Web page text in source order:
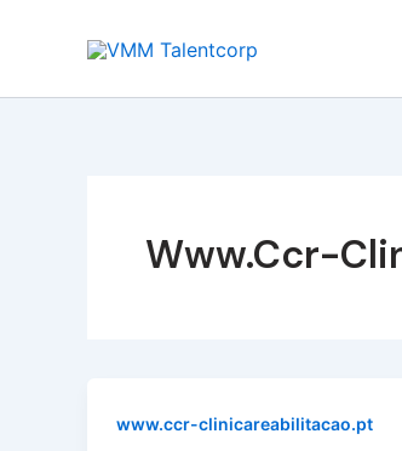
Www.ccr-
www.ccr-clinicareabilitacao.pt